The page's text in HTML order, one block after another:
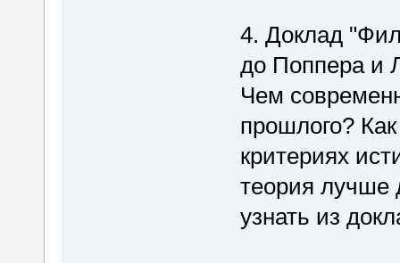
4. Доклад
до Поппера и
Чем
прошлого?
критериях
теория лучше
узнать из